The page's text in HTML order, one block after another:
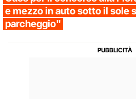
e mezzo in auto sotto il sole
parcheggio"